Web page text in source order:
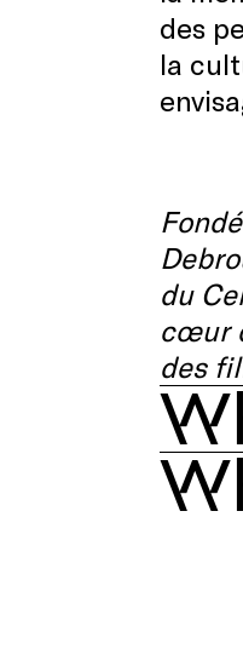
des
la
du
cœur
des